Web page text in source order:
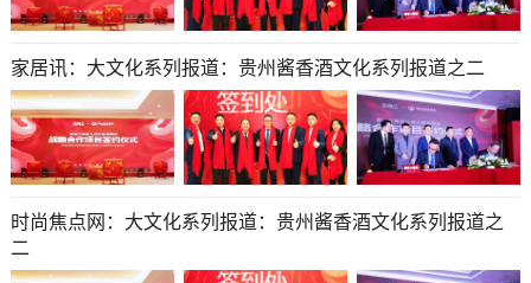
家居讯：大文化系列报道：贵州酱香酒文化系列报道之二
时尚焦点网：大文化系列报道：贵州酱香酒文化系列报道之
二